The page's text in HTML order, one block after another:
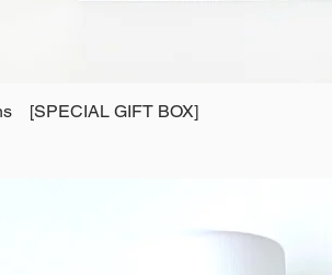
[SPECIAL GIFT BOX]